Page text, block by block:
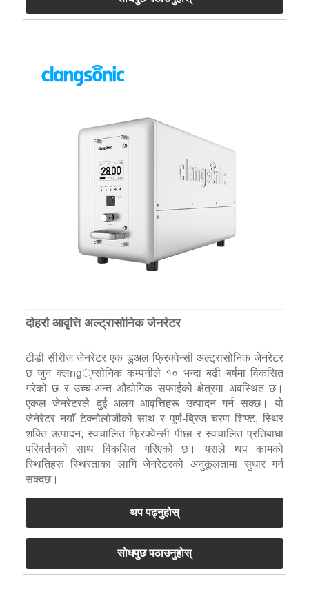
दोहरो आवृत्ति अल्ट्रासोनिक जेनरेटर
टीडी सीरीज जेनरेटर एक डुअल फ्रिक्वेन्सी अल्ट्रासोनिक जेनरेटर
छ जुन क्लng्ग्सोनिक कम्पनीले १० भन्दा बढी बर्षमा विकसित
गरेको छ र उच्च-अन्त औद्योगिक सफाईको क्षेत्रमा अवस्थित छ।
एकल जेनरेटरले दुई अलग आवृत्तिहरू उत्पादन गर्न सक्छ। यो
जेनेरेटर नयाँ टेक्नोलोजीको साथ र पूर्ण-ब्रिज चरण शिफ्ट, स्थिर
शक्ति उत्पादन, स्वचालित फ्रिक्वेन्सी पीछा र स्वचालित प्रतिबाधा
परिवर्तनको साथ विकसित गरिएको छ। यसले थप कामको
स्थितिहरू स्थिरताका लागि जेनरेटरको अनुकूलतामा सुधार गर्न
सक्दछ।
थप पढ्नुहोस्
सोधपुछ पठाउनुहोस्